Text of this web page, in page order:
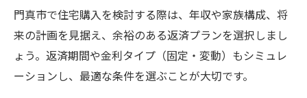
方
返済負担率を意識した家計の予算配分術
住宅ローン返済額の決め方とシミュレーシ
ョン
門真市で住宅購入を検討する際は、年収や家族構成、将
来の計画を見据え、余裕のある返済プランを選択しまし
ょう。返済期間や金利タイプ（固定・変動）もシミュレ
ーションし、最適な条件を選ぶことが大切です。